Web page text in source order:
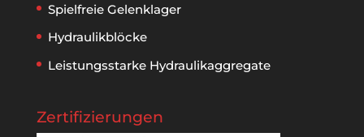
Spielfreie Gelenklager
Hydraulikblöcke
Leistungsstarke Hydraulikaggregate
Zertifizierungen